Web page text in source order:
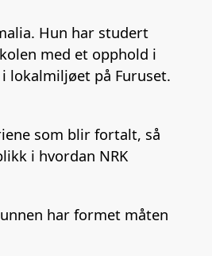
Hun har studert
med et opphold i
lokalmiljøet på Furuset.
som blir fortalt, så
i hvordan NRK
har formet måten